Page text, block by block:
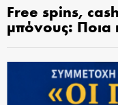
Free spins,
μπόνους: Ποια